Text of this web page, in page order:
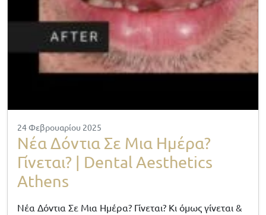
24 Φεβρουαρίου 2025
Νέα Δόντια Σε Μια Ημέρα?
Γίνεται? | Dental Aesthetics
Athens
Νέα Δόντια Σε Μια Ημέρα? Γίνεται? Κι όμως γίνεται &